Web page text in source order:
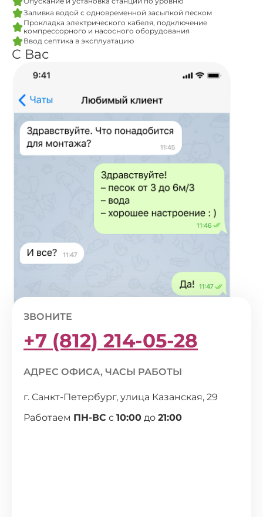
Заливка водой с одновременной засыпкой песком
Прокладка электрического кабеля, подключение
компрессорного и насосного оборудования
Ввод септика в эксплуатацию
С Вас
ЗВОНИТЕ
+7 (812) 214-05-28
АДРЕС ОФИСА, ЧАСЫ РАБОТЫ
г. Санкт-Петербург, улица Казанская, 29
Работаем ПН-ВС с 10:00 до 21:00